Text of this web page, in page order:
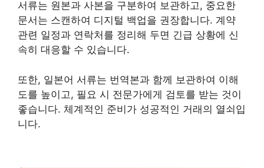
서류는 원본과 사본을 구분하여 보관하고, 중요한
문서는 스캔하여 디지털 백업을 권장합니다. 계약
관련 일정과 연락처를 정리해 두면 긴급 상황에 신
속히 대응할 수 있습니다.
또한, 일본어 서류는 번역본과 함께 보관하여 이해
도를 높이고, 필요 시 전문가에게 검토를 받는 것이
좋습니다. 체계적인 준비가 성공적인 거래의 열쇠입
니다.